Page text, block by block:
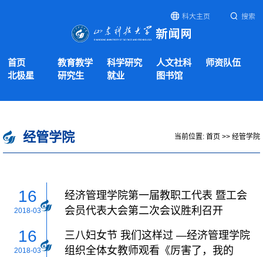
科大主页 搜索
首页 教育教学 科学研究 人文社科
师资队伍
北极星
研究生 就业 图书馆
经管学院 当前位置: 首页 >> 经管学院
16
2018-03
经济管理学院第一届教职工代表 暨工会
会员代表大会第二次会议胜利召开
16
2018-03
三八妇女节 我们这样过 —经济管理学院
组织全体女教师观看《厉害了，我的